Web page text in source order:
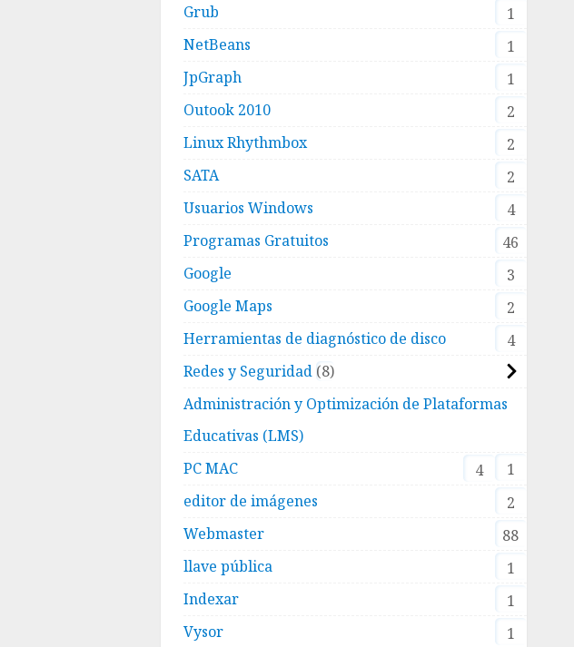
Grub
1
NetBeans
1
JpGraph
1
Outook 2010
2
Linux Rhythmbox
2
SATA
2
Usuarios Windows
4
Programas Gratuitos
46
Google
3
Google Maps
2
Herramientas de diagnóstico de disco
4
Redes y Seguridad 8
Administración y Optimización de Plataformas
Educativas (LMS)
1
PC MAC
4
editor de imágenes
2
Webmaster
88
llave pública
1
Indexar
1
Vysor
1